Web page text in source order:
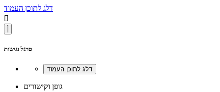
דלג לתוכן העמוד

סרגל נגישות
גופן וקישורים